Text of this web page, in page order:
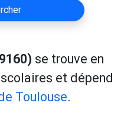
se trouve en
et dépend
Toulouse.